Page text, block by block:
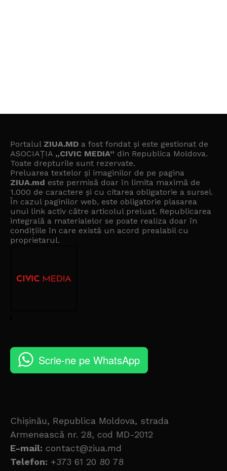
Portalul ZIUA.MD a fost fondat și este gestionat de
ASOCIAȚIA „CIVIC MEDIA” din Republica Moldova.
Toate drepturile sunt rezervate.
Preluarea textelor și imaginilor de pe pagina
ZIUA.md este permisă doar în limita maximă de
1.000 de caractere și cu citarea obligatorie a sursei.
În cazul paginilor web, este obligatorie plasarea
unui link activ către articolul preluat. Republicarea
integrală a materialelor se poate realiza doar în
condițiile în care există un acord prealabil cu
proprietarul.
Scrie-ne pe WhatsApp
Chișinău, Republica Moldova, strada
Armenească nr. 28, cod MD-2012
E-mail: contact@ziua.md
Telefon: +373 61 20 80 78